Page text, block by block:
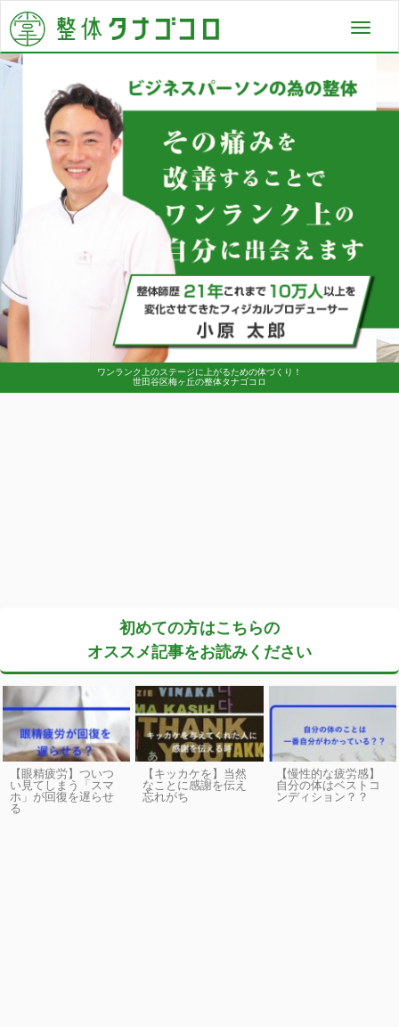
ワンランク上のステージに上がるための体づくり！
世田谷区梅ヶ丘の整体タナゴコロ
初めての方はこちらの
オススメ記事をお読みください
【眼精疲労】ついつ
い見てしまう「スマ
ホ」が回復を遅らせ
る
【キッカケを】当然
なことに感謝を伝え
忘れがち
【慢性的な疲労感】
自分の体はベストコ
ンディション？？